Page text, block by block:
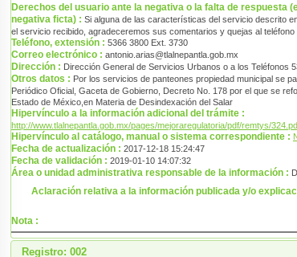
Derechos del usuario ante la negativa o la falta de respuesta
negativa ficta) : Si alguna de las características del servicio descrito
el servicio recibido, agradeceremos sus comentarios y quejas al teléfono
Teléfono, extensión : 5366 3800 Ext. 3730
Correo electrónico : antonio.arias@tlalnepantla.gob.mx
Dirección : Dirección General de Servicios Urbanos o a los Teléfonos
Otros datos : Por los servicios de panteones propiedad municipal se
Periódico Oficial, Gaceta de Gobierno, Decreto No. 178 por el que se
Estado de México,en Materia de Desindexación del Salar
Hipervínculo a la información adicional del trámite :
http://www.tlalnepantla.gob.mx/pages/mejoraregulatoria/pdf/remtys/
Hipervínculo al catálogo, manual o sistema correspondiente :
Fecha de actualización : 2017-12-18 15:24:47
Fecha de validación : 2019-01-10 14:07:32
Área o unidad administrativa responsable de la información :
Aclaración relativa a la información publicada y/o
Nota :
Registro: 002